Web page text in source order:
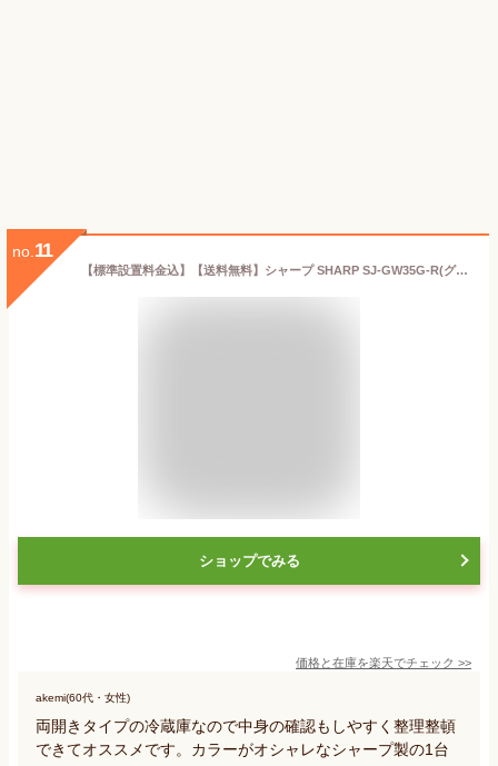
no. 11
【標準設置料金込】【送料無料】シャープ SHARP SJ-GW35G-R(グラデーションレッド) 3ドア冷蔵庫 両開き 350L SJGW35GR[代引・リボ・分割・ボーナス払い不可]
ショップでみる
価格と在庫を楽天でチェック >>
akemi(60代・女性)
両開きタイプの冷蔵庫なので中身の確認もしやすく整理整頓
できてオススメです。カラーがオシャレなシャープ製の1台